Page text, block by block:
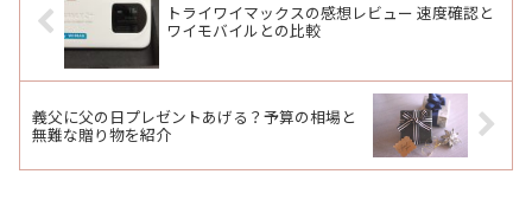
トライワイマックスの感想レビュー 速度確認と
ワイモバイルとの比較
義父に父の日プレゼントあげる？予算の相場と
無難な贈り物を紹介